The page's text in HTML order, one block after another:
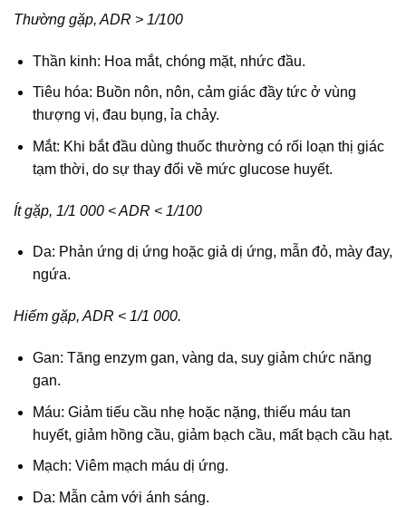
Thường gặp, ADR > 1/100
Thần kinh: Hoa mắt, chóng mặt, nhức đầu.
Tiêu hóa: Buồn nôn, nôn, cảm giác đầy tức ở vùng
thượng vị, đau bụng, ỉa chảy.
Mắt: Khi bắt đầu dùng thuốc thường có rối loạn thị giác
tạm thời, do sự thay đổi về mức glucose huyết.
Ít gặp, 1/1 000 < ADR < 1/100
Da: Phản ứng dị ứng hoặc giả dị ứng, mẫn đỏ, mày đay,
ngứa.
Hiếm gặp, ADR < 1/1 000.
Gan: Tăng enzym gan, vàng da, suy giảm chức năng
gan.
Máu: Giảm tiếu cầu nhẹ hoặc nặng, thiếu máu tan
huyết, giảm hồng cầu, giảm bạch cầu, mất bạch cầu hạt.
Mạch: Viêm mạch máu dị ứng.
Da: Mẫn cảm với ánh sáng.